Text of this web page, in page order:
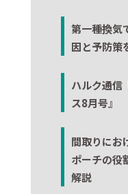
第一種換気
因と予防策
ハルク通信
ス8月号』
間取りにお
ポーチの役
解説